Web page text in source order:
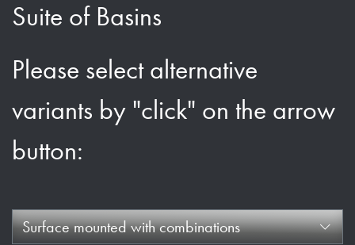
Suite of Basins
Please select alternative
variants by "click" on the arrow
button:
Surface mounted with combinations